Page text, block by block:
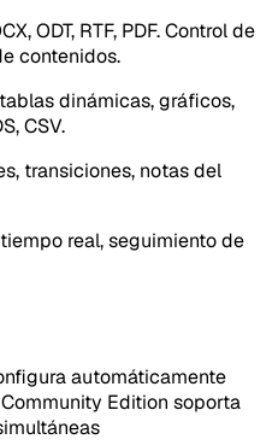
ODT, RTF, PDF. Control de
contenidos.
dinámicas, gráficos,
CSV.
transiciones, notas del
real, seguimiento de
automáticamente
Edition soporta